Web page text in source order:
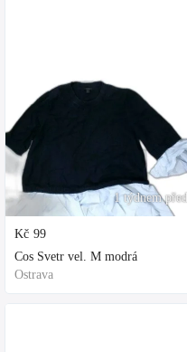
1 týdnem před
Kč 99
Cos Svetr vel. M modrá
Ostrava